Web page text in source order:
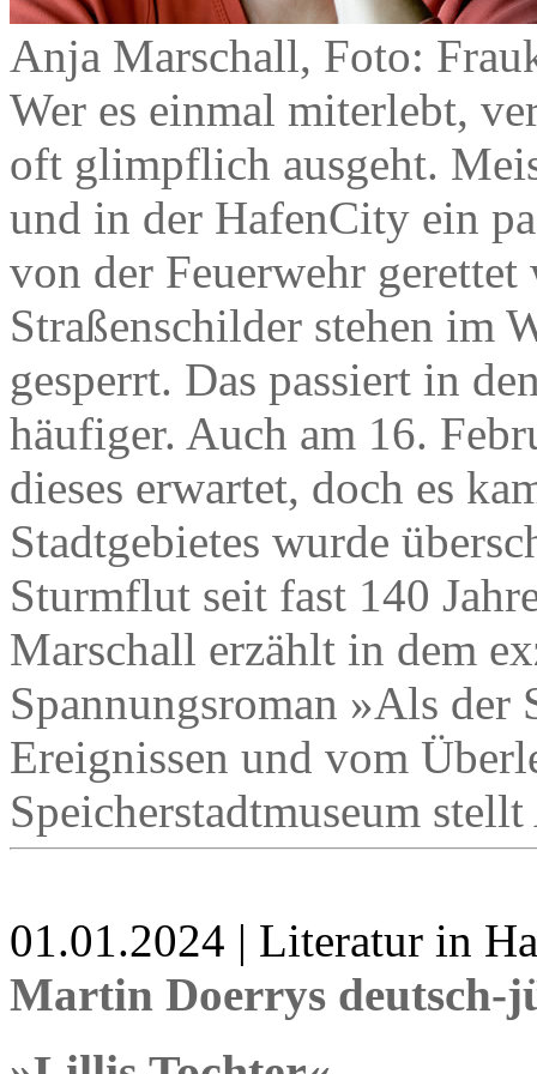
Anja Marschall, Foto:
Wer es einmal miterlebt,
oft glimpflich ausgeht.
und in der HafenCity ein
von der Feuerwehr
Straßenschilder stehen im
gesperrt. Das passiert in
häufiger. Auch am 16.
dieses erwartet, doch es
Stadtgebietes wurde
Sturmflut seit fast 140
Marschall erzählt in dem
Spannungsroman »Als
Ereignissen und vom
Speicherstadtmuseum
01.01.2024 | Literatur in
Martin Doerrys deutsch-